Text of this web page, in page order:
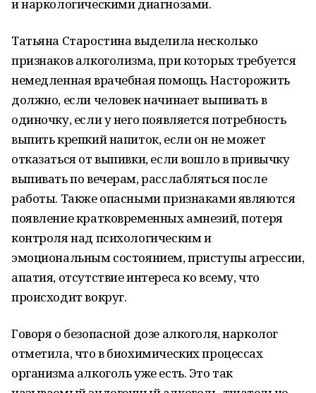
и наркологическими диагнозами.
Татьяна Старостина выделила несколько
признаков алкоголизма, при которых требуется
немедленная врачебная помощь. Насторожить
должно, если человек начинает выпивать в
одиночку, если у него появляется потребность
выпить крепкий напиток, если он не может
отказаться от выпивки, если вошло в привычку
выпивать по вечерам, расслабляться после
работы. Также опасными признаками являются
появление кратковременных амнезий, потеря
контроля над психологическим и
эмоциональным состоянием, приступы агрессии,
апатия, отсутствие интереса ко всему, что
происходит вокруг.
Говоря о безопасной дозе алкоголя, нарколог
отметила, что в биохимических процессах
организма алкоголь уже есть. Это так